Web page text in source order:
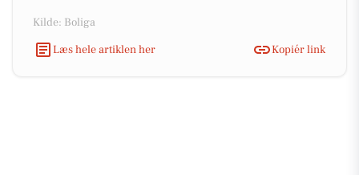
Kilde: Boliga
Læs hele artiklen her
Kopiér link